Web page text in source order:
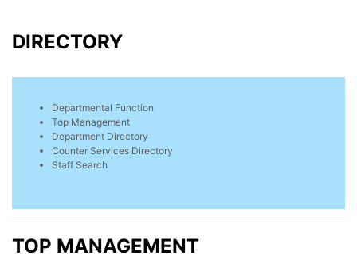
DIRECTORY
Departmental Function
Top Management
Department Directory
Counter Services Directory
Staff Search
TOP MANAGEMENT